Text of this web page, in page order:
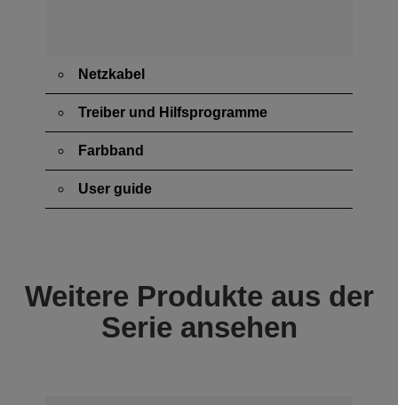
Netzkabel
Treiber und Hilfsprogramme
Farbband
User guide
Weitere Produkte aus der
Serie ansehen